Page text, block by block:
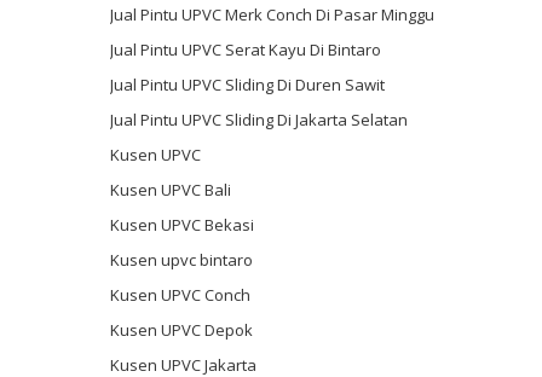
Jual Pintu UPVC Merk Conch Di Pasar Minggu
Jual Pintu UPVC Serat Kayu Di Bintaro
Jual Pintu UPVC Sliding Di Duren Sawit
Jual Pintu UPVC Sliding Di Jakarta Selatan
Kusen UPVC
Kusen UPVC Bali
Kusen UPVC Bekasi
Kusen upvc bintaro
Kusen UPVC Conch
Kusen UPVC Depok
Kusen UPVC Jakarta